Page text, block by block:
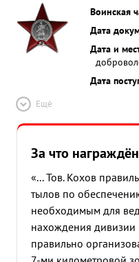
Воинская
Дата
Дата и
Дата
Ещё
За что награждён
«... Тов. Кохов
тылов по
необходимым для
нахождения дивизии
правильно